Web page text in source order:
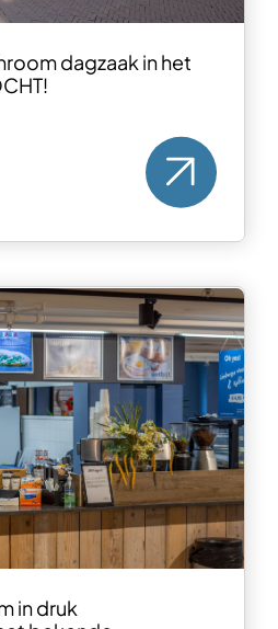
dagzaak in het
in druk